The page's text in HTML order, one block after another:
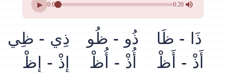
▶ 0:00 0:20
ذِي - ظِي
إِذْ - إِظْ
ذُو - ظُو
أُذْ - أُظْ
ذَا - ظَا
أَذْ - أَظْ